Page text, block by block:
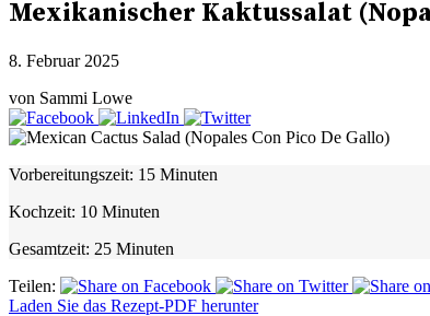
Mexikanischer Kaktussalat
8. Februar 2025
von Sammi Lowe
Vorbereitungszeit: 15 Minuten
Kochzeit: 10 Minuten
Gesamtzeit: 25 Minuten
Teilen:
Laden Sie das Rezept-PDF herunter